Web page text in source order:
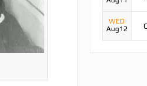
WED
Aug12